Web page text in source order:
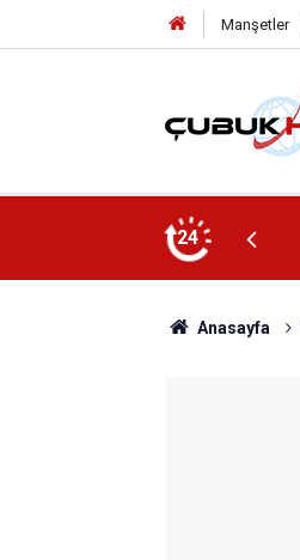
Manşetler
24
Eranıl Vizyonu
Anasayfa